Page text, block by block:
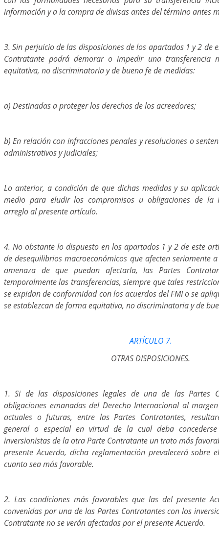
información y a la compra de divisas antes del término antes
3. Sin perjuicio de las disposiciones de los apartados 1 y 2 de
Contratante podrá demorar o impedir una transferencia
equitativa, no discriminatoria y de buena fe de medidas:
a) Destinadas a proteger los derechos de los acreedores;
b) En relación con infracciones penales y resoluciones o
administrativos y judiciales;
Lo anterior, a condición de que dichas medidas y su
medio para eludir los compromisos u obligaciones de la
arreglo al presente artículo.
4. No obstante lo dispuesto en los apartados 1 y 2 de este
de desequilibrios macroeconómicos que afecten seriamente
amenaza de que puedan afectarla, las Partes
temporalmente las transferencias, siempre que tales
se expidan de conformidad con los acuerdos del FMI o se
se establezcan de forma equitativa, no discriminatoria y de
ARTÍCULO 7.
OTRAS DISPOSICIONES.
1. Si de las disposiciones legales de una de las Partes
obligaciones emanadas del Derecho Internacional al
actuales o futuras, entre las Partes Contratantes,
general o especial en virtud de la cual deba
inversionistas de la otra Parte Contratante un trato más
presente Acuerdo, dicha reglamentación prevalecerá sobre
cuanto sea más favorable.
2. Las condiciones más favorables que las del presente
convenidas por una de las Partes Contratantes con los
Contratante no se verán afectadas por el presente Acuerdo.